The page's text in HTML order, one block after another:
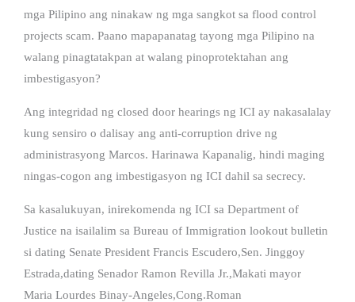
mga Pilipino ang ninakaw ng mga sangkot sa flood control
projects scam. Paano mapapanatag tayong mga Pilipino na
walang pinagtatakpan at walang pinoprotektahan ang
imbestigasyon?
Ang integridad ng closed door hearings ng ICI ay nakasalalay
kung sensiro o dalisay ang anti-corruption drive ng
administrasyong Marcos. Harinawa Kapanalig, hindi maging
ningas-cogon ang imbestigasyon ng ICI dahil sa secrecy.
Sa kasalukuyan, inirekomenda ng ICI sa Department of
Justice na isailalim sa Bureau of Immigration lookout bulletin
si dating Senate President Francis Escudero,Sen. Jinggoy
Estrada,dating Senador Ramon Revilla Jr.,Makati mayor
Maria Lourdes Binay-Angeles,Cong.Roman